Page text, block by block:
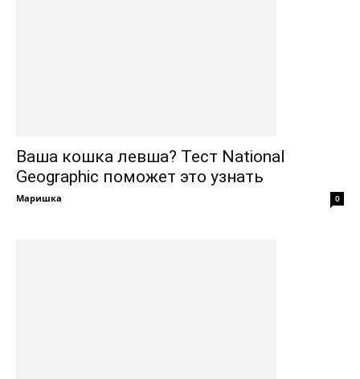
Ваша кошка левша? Тест National
Geographic поможет это узнать
Маришка 0